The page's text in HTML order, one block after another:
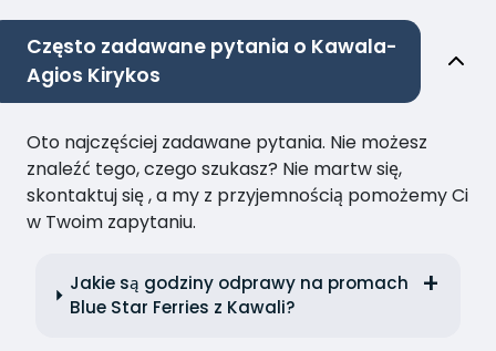
Często zadawane pytania o Kawala-
Agios Kirykos
Oto najczęściej zadawane pytania. Nie możesz
znaleźć tego, czego szukasz? Nie martw się,
skontaktuj się , a my z przyjemnością pomożemy Ci
w Twoim zapytaniu.
Jakie są godziny odprawy na promach
Blue Star Ferries z Kawali?